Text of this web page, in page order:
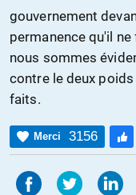
gouvernement
permanence qu'il
nous sommes
contre le deux
faits.
Merci 3156